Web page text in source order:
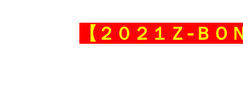
【２０２１Ｚ‐ＢＯ